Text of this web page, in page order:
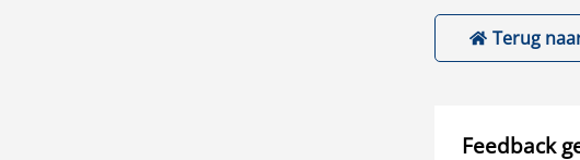
Terug
Feedback